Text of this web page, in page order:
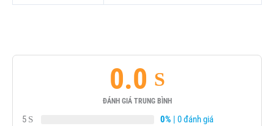
0.0
ĐÁNH GIÁ TRUNG BÌNH
5 0% | 0 đánh giá